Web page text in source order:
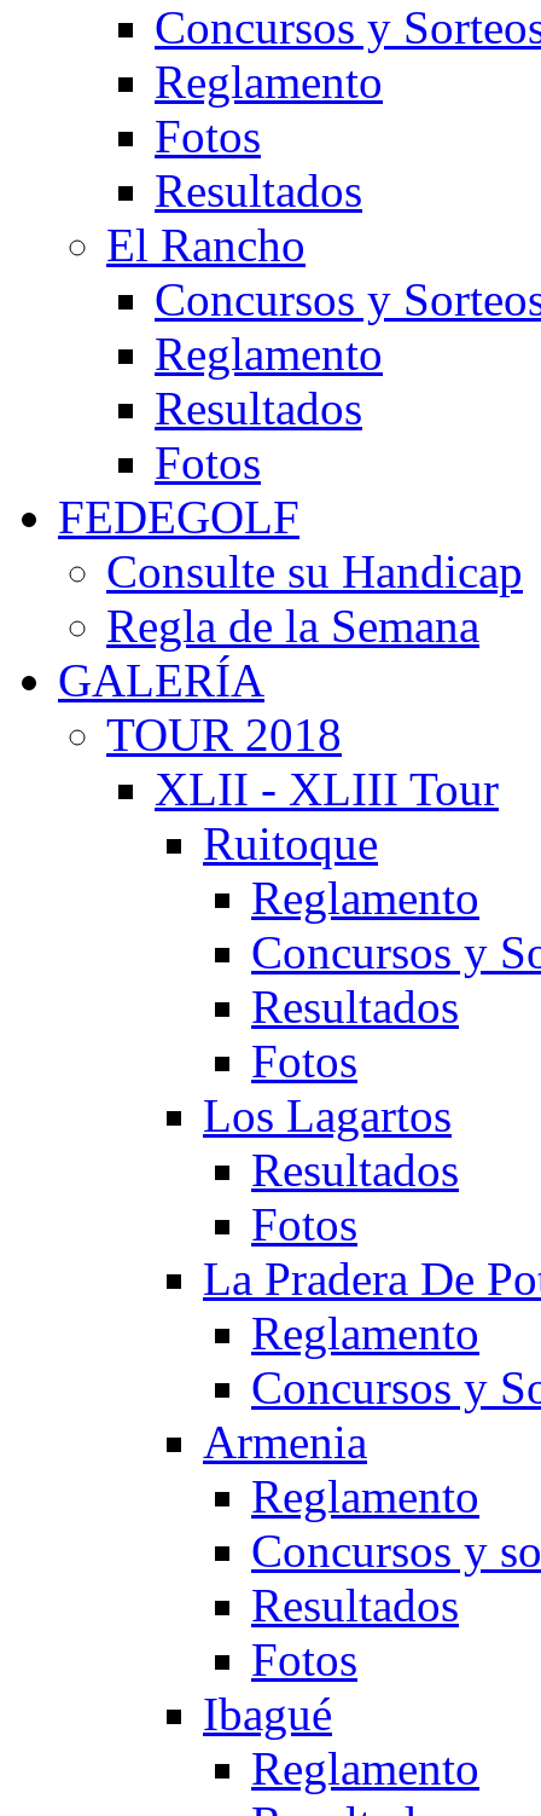
Concursos y
Reglamento
Fotos
Resultados
El Rancho
Concursos y
Reglamento
Resultados
Fotos
FEDEGOLF
Consulte su Handicap
Regla de la Semana
GALERÍA
TOUR 2018
XLII - XLIII Tour
Ruitoque
Reglamento
Concursos y
Resultados
Fotos
Los Lagartos
Resultados
Fotos
La Pradera De
Reglamento
Concursos y
Armenia
Reglamento
Concursos y
Resultados
Fotos
Ibagué
Reglamento